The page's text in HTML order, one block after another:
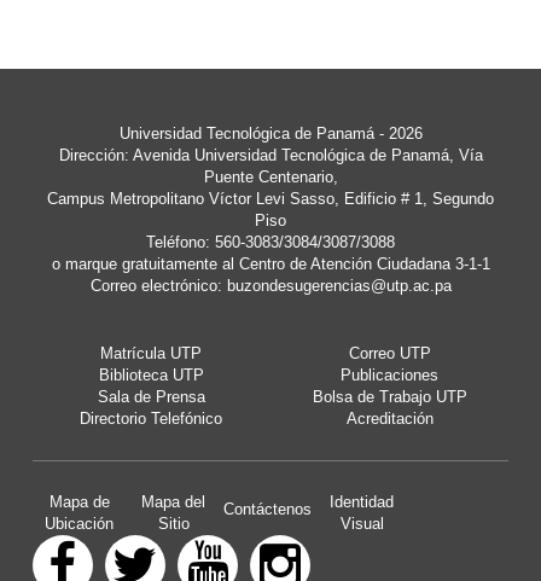
Universidad Tecnológica de Panamá - 2026
Dirección: Avenida Universidad Tecnológica de Panamá, Vía
Puente Centenario,
Campus Metropolitano Víctor Levi Sasso, Edificio # 1, Segundo
Piso
Teléfono: 560-3083/3084/3087/3088
o marque gratuitamente al Centro de Atención Ciudadana 3-1-1
Correo electrónico: buzondesugerencias@utp.ac.pa
Matrícula UTP
Correo UTP
Biblioteca UTP
Publicaciones
Sala de Prensa
Bolsa de Trabajo UTP
Directorio Telefónico
Acreditación
Mapa de
Ubicación
Mapa del
Sitio
Contáctenos
Identidad
Visual